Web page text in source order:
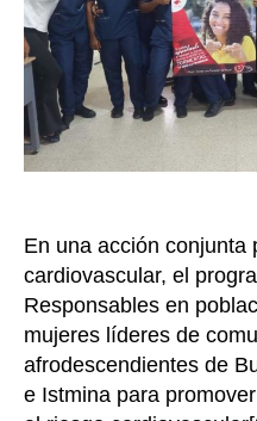
En una acción conjunta
cardiovascular, el
Responsables en
mujeres líderes de
afrodescendientes de
e Istmina para